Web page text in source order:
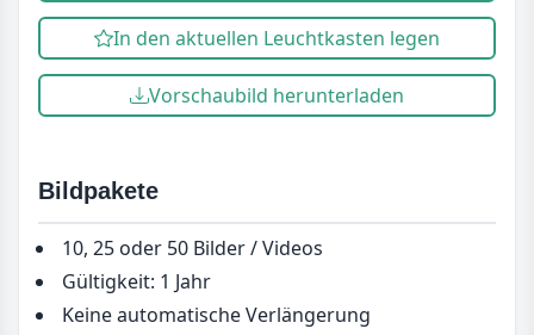
In den aktuellen Leuchtkasten legen
Vorschaubild herunterladen
Bildpakete
10, 25 oder 50 Bilder / Videos
Gültigkeit: 1 Jahr
Keine automatische Verlängerung